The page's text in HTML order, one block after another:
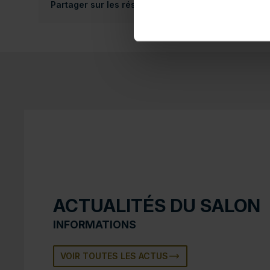
Partager sur les réseaux sociaux :
ACTUALITÉS DU SALON
INFORMATIONS
VOIR TOUTES LES ACTUS